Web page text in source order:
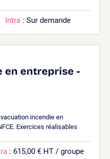
Intra : Sur demande
en entreprise -
incendie en
Exercices réalisables
: 615,00 € HT / groupe